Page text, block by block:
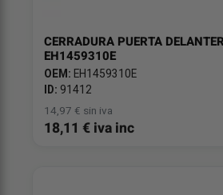
CERRADURA PUERTA
EH1459310E
OEM: EH1459310E
ID: 91412
14,97 € sin iva
18,11 € iva inc